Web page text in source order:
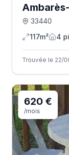
33440
117m²
4
Trouvée le 22/
620 €
/mois